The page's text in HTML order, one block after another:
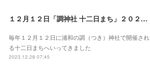
１２月１２日「調神社 十二日まち」２０２３ 浦和
毎年１２月１２日に浦和の調（つき）神社で開催され
る十二日まちへいってきました
2023.12.28 07:45